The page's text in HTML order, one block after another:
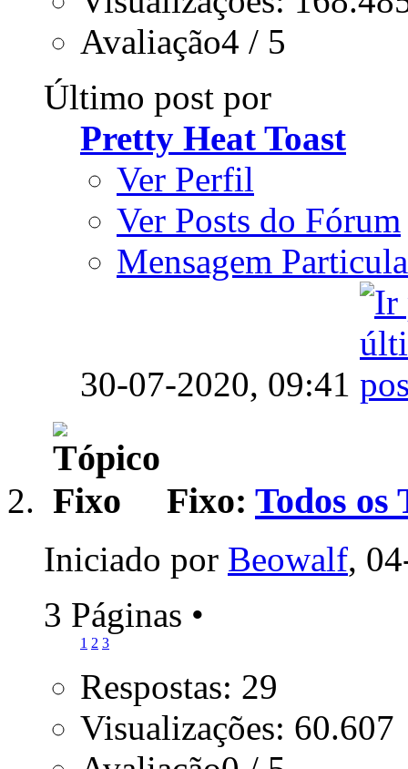
Avaliação4 / 5
Último post por
Pretty Heat Toast
Ver Perfil
Ver Posts do Fórum
Mensagem
30-07-2020, 09:41
Fixo: Todos
Iniciado por Beowalf,
3 Páginas •
1 2 3
Respostas: 29
Visualizações: 60.607